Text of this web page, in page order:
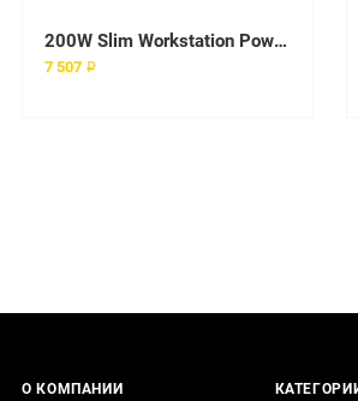
200W Slim Workstation Power Supply
7 507 ₽
О КОМПАНИИ